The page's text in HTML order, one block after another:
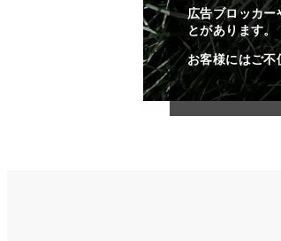
広告ブロッカー
とがあります。
お客様にはご不